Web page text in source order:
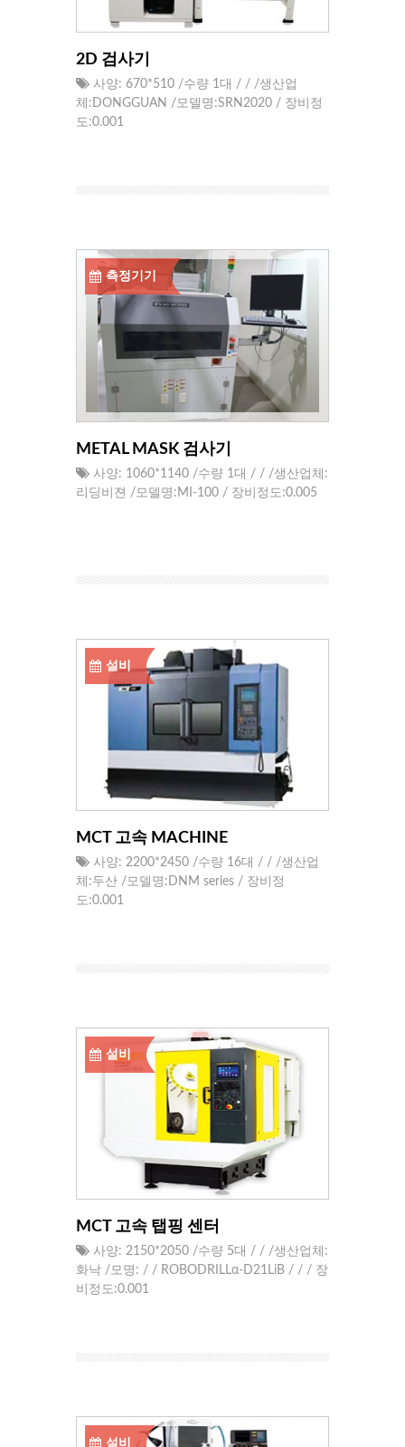
2D 검사기
사양: 670*510 /수량 1대 / / /생산업
체:DONGGUAN /모델명:SRN2020 / 장비정
도:0.001
측정기기
METAL MASK 검사기
사양: 1060*1140 /수량 1대 / / /생산업체:
리딩비젼 /모델명:MI-100 / 장비정도:0.005
설비
MCT 고속 MACHINE
사양: 2200*2450 /수량 16대 / / /생산업
체:두산 /모델명:DNM series / 장비정
도:0.001
설비
MCT 고속 탭핑 센터
사양: 2150*2050 /수량 5대 / / /생산업체:
화낙 /모명: / / ROBODRILLα-D21LiB / / / 장
비정도:0.001
설비